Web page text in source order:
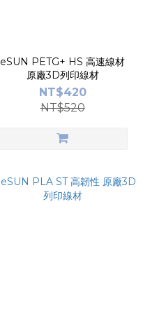
eSUN PETG+ HS 高速線材
原廠3D列印線材
NT$420
NT$520